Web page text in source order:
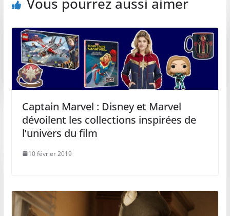
Captain Marvel : Disney et Marvel
dévoilent les collections inspirées de
l’univers du film
10 février 2019